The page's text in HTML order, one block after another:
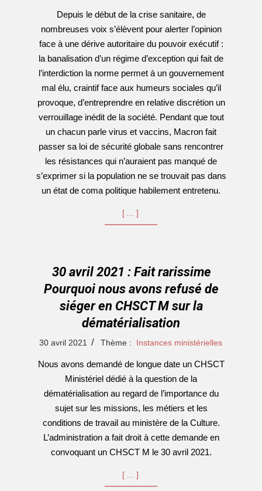
Depuis le début de la crise sanitaire, de
nombreuses voix s’élèvent pour alerter l’opinion
face à une dérive autoritaire du pouvoir exécutif :
la banalisation d’un régime d’exception qui fait de
l’interdiction la norme permet à un gouvernement
mal élu, craintif face aux humeurs sociales qu’il
provoque, d’entreprendre en relative discrétion un
verrouillage inédit de la société. Pendant que tout
un chacun parle virus et vaccins, Macron fait
passer sa loi de sécurité globale sans rencontrer
les résistances qui n’auraient pas manqué de
s’exprimer si la population ne se trouvait pas dans
un état de coma politique habilement entretenu.
[…]
30 avril 2021 : Fait rarissime
Pourquoi nous avons refusé de
siéger en CHSCT M sur la
dématérialisation
2021-
30
30 avril 2021 Thème : Instances ministérielles
Nous avons demandé de longue date un CHSCT
Ministériel dédié à la question de la
dématérialisation au regard de l’importance du
sujet sur les missions, les métiers et les
conditions de travail au ministère de la Culture.
L’administration a fait droit à cette demande en
convoquant un CHSCT M le 30 avril 2021.
[…]